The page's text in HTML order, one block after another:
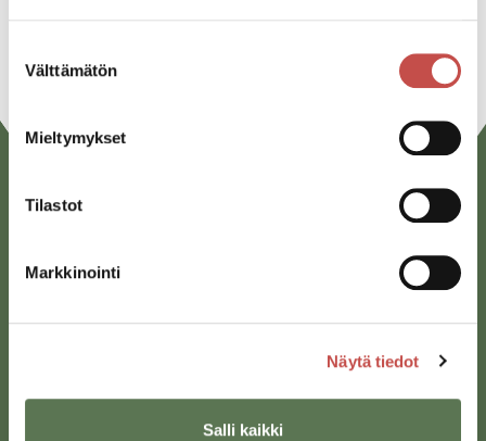
valinta
Välttämätön
Mieltymykset
Tilastot
Markkinointi
Näytä tiedot
Salli kaikki
43100 Saarijärvi